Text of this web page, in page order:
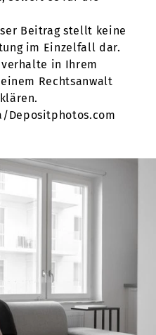
Beitrag stellt keine
im Einzelfall dar.
in Ihrem
Rechtsanwalt
Depositphotos.com